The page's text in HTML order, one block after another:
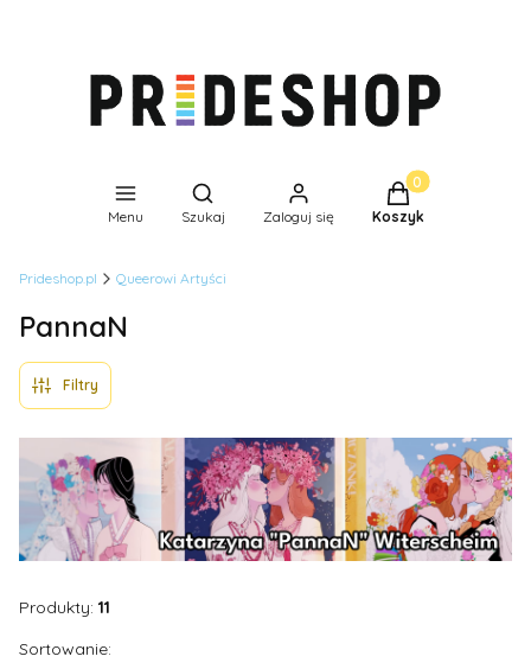
Menu
Otwórz wyszukiwarkę
Szukaj Zaloguj się
Produkty w
Koszyk
Prideshop.pl Queerowi Artyści
PannaN
Filtry
Produkty: 11
Lista produktów
Sortowanie: